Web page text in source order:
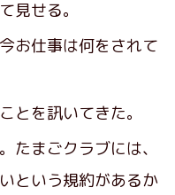
見せる。
お仕事は何をされて
を訊いてきた。
まごクラブには、
という規約があるか